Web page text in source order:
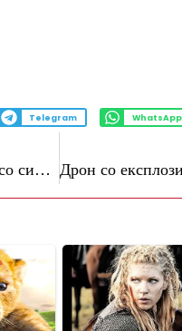
Telegram WhatsApp
Утре попладне локален пороен дожд со силен ветер, температурите до 31 степен